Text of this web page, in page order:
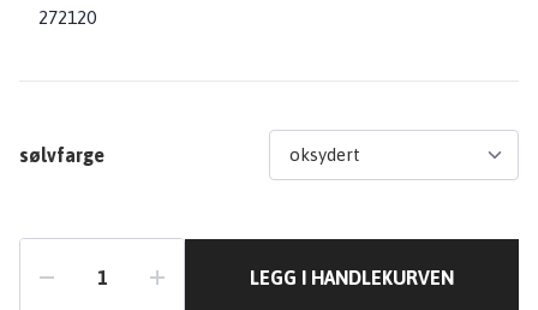
272120
sølvfarge
LEGG I HANDLEKURVEN